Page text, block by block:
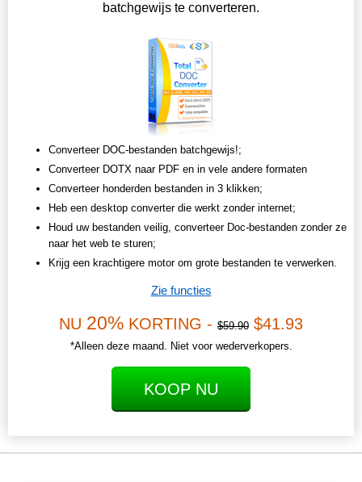
batchgewijs te converteren.
Converteer DOC-bestanden batchgewijs!;
Converteer DOTX naar PDF en in vele andere formaten
Converteer honderden bestanden in 3 klikken;
Heb een desktop converter die werkt zonder internet;
Houd uw bestanden veilig, converteer Doc-bestanden zonder ze
naar het web te sturen;
Krijg een krachtigere motor om grote bestanden te verwerken.
Zie functies
NU 20% KORTING - $59.90 $41.93
*Alleen deze maand. Niet voor wederverkopers.
KOOP NU